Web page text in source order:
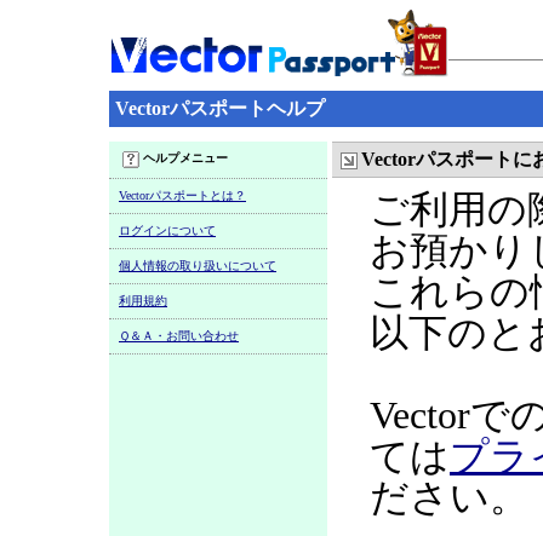
Vectorパスポートヘルプ
ヘルプメニュー
Vectorパスポートとは？
ログインについて
個人情報の取り扱いについて
利用規約
Ｑ＆Ａ・お問い合わせ
Vectorパスポートに
ご利用の
お預かり
これらの
以下のと
Vectorで
てはプラ
ださい。